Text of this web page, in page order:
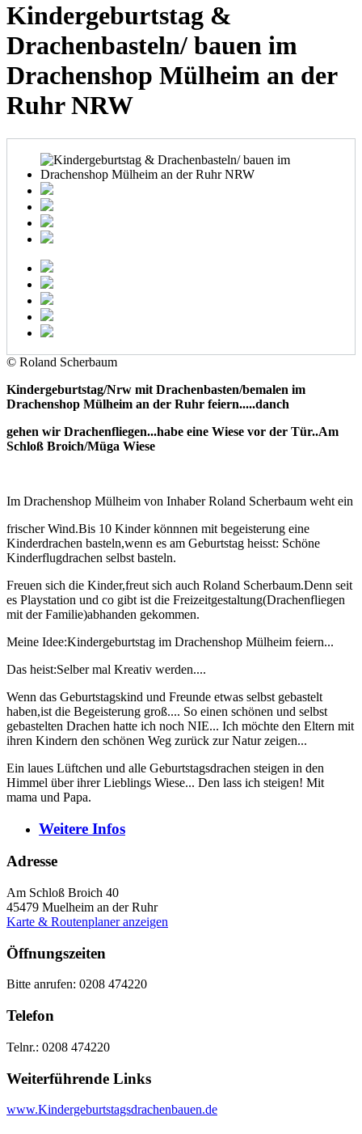
Kindergeburtstag &
Drachenbasteln/ bauen im
Drachenshop Mülheim an der
Ruhr NRW
© Roland Scherbaum
Kindergeburtstag/Nrw mit Drachenbasten/bemalen im
Drachenshop Mülheim an der Ruhr feiern.....danch
gehen wir Drachenfliegen...habe eine Wiese vor der Tür..Am
Schloß Broich/Müga Wiese
Im Drachenshop Mülheim von Inhaber Roland Scherbaum weht ein
frischer Wind.Bis 10 Kinder könnnen mit begeisterung eine
Kinderdrachen basteln,wenn es am Geburtstag heisst: Schöne
Kinderflugdrachen selbst basteln.
Freuen sich die Kinder,freut sich auch Roland Scherbaum.Denn seit
es Playstation und co gibt ist die Freizeitgestaltung(Drachenfliegen
mit der Familie)abhanden gekommen.
Meine Idee:Kindergeburtstag im Drachenshop Mülheim feiern...
Das heist:Selber mal Kreativ werden....
Wenn das Geburtstagskind und Freunde etwas selbst gebastelt
haben,ist die Begeisterung groß.... So einen schönen und selbst
gebastelten Drachen hatte ich noch NIE... Ich möchte den Eltern mit
ihren Kindern den schönen Weg zurück zur Natur zeigen...
Ein laues Lüftchen und alle Geburtstagsdrachen steigen in den
Himmel über ihrer Lieblings Wiese... Den lass ich steigen! Mit
mama und Papa.
Weitere Infos
Adresse
Am Schloß Broich 40
45479 Muelheim an der Ruhr
Karte & Routenplaner anzeigen
Öffnungszeiten
Bitte anrufen: 0208 474220
Telefon
Telnr.: 0208 474220
Weiterführende Links
www.Kindergeburtstagsdrachenbauen.de